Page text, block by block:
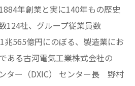
年創業と実に140年もの歴史
124社、グループ従業員数
兆565億円にのぼる、製造業にお
ある古河電気工業株式会社の
ター（DXIC） センター長 野村